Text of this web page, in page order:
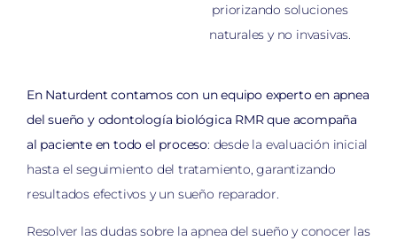
priorizando soluciones
naturales y no invasivas.
En Naturdent contamos con un equipo experto en apnea
del sueño y odontología biológica RMR que acompaña
al paciente en todo el proceso: desde la evaluación inicial
hasta el seguimiento del tratamiento, garantizando
resultados efectivos y un sueño reparador.
Resolver las dudas sobre la apnea del sueño y conocer las